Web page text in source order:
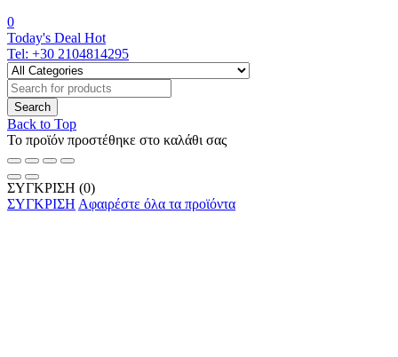
0
Today's Deal Hot
Tel: +30 2104814295
Back to Top
Το προϊόν προστέθηκε στο καλάθι σας
ΣΥΓΚΡΙΣΗ (0)
ΣΥΓΚΡΙΣΗ Αφαιρέστε όλα τα προϊόντα